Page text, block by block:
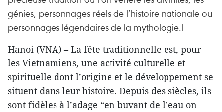
génies, personnages réels de l’histoire nationale ou
personnages légendaires de la mythologie.l
Hanoi (VNA) – La fête traditionnelle est, pour
les Vietnamiens, une activité culturelle et
spirituelle dont l’origine et le développement se
situent dans leur histoire. Depuis des siècles, ils
sont fidèles à l’adage “en buvant de l’eau on